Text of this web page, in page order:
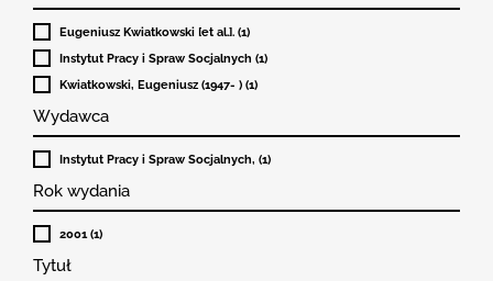
Eugeniusz Kwiatkowski [et al.]. (1)
Instytut Pracy i Spraw Socjalnych (1)
Kwiatkowski, Eugeniusz (1947- ) (1)
Wydawca
Instytut Pracy i Spraw Socjalnych, (1)
Rok wydania
2001 (1)
Tytuł